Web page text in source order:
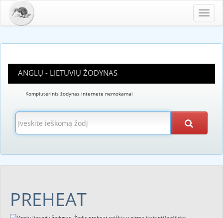
ANGLŲ - LIETUVIŲ ŽODYNAS
Kompiuterinis žodynas internete nemokamai
PREHEAT